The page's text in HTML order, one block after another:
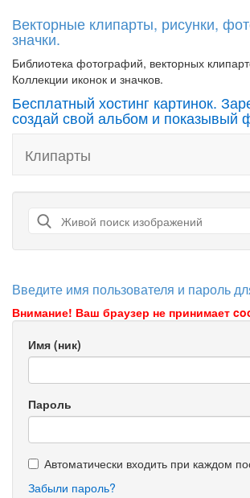
Векторные клипарты, рисунки,
значки.
Библиотека фотографий, векторных
Коллекции иконок и значков.
Бесплатный хостинг картинок.
создай свой альбом и показывый
Клипарты
Введите имя пользователя и пароль
Внимание! Ваш браузер не принимает
Имя (ник)
Пароль
Автоматически входить при каждом
Забыли пароль?